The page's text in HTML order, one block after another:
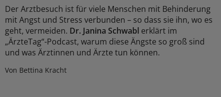
Der Arztbesuch ist für viele Menschen mit Behinderung
mit Angst und Stress verbunden – so dass sie ihn, wo es
geht, vermeiden. Dr. Janina Schwabl erklärt im
„ÄrzteTag“-Podcast, warum diese Ängste so groß sind
und was Ärztinnen und Ärzte tun können.
Von Bettina Kracht